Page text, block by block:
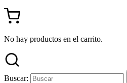
No hay productos en el carrito.
Buscar: